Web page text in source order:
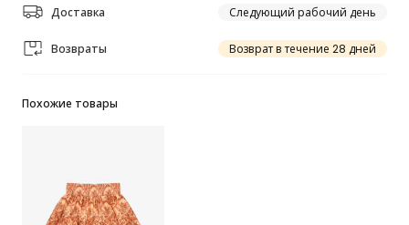
Доставка Следующий рабочий день
Возвраты Возврат в течение 28 дней
Похожие товары